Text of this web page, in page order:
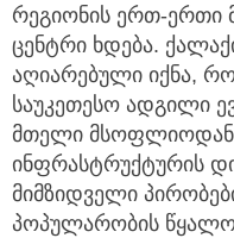
რეგიონის ერთ-ერთი
ცენტრი ხდება.
აღიარებული იქნა,
საუკეთესო ადგილი
მთელი მსოფლიოდან
ინფრასტრუქტურის
მიმზიდველი
პოპულარობის